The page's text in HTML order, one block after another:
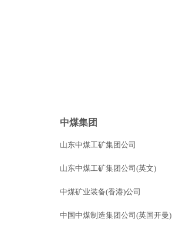
中煤集团
山东中煤工矿集团公司
山东中煤工矿集团公司(英文)
中煤矿业装备(香港)公司
中国中煤制造集团公司(英国开曼)